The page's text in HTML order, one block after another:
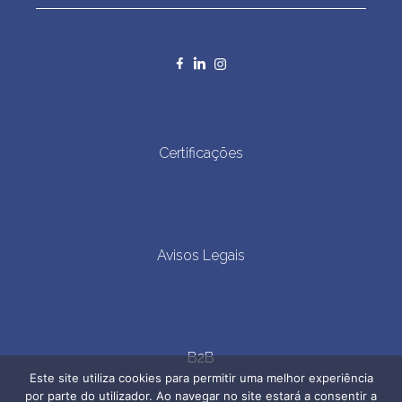
Certificações
Avisos Legais
B2B
Este site utiliza cookies para permitir uma melhor experiência
por parte do utilizador. Ao navegar no site estará a consentir a